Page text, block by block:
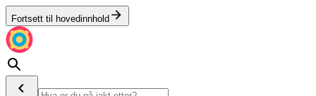
Fortsett til hovedinnhold